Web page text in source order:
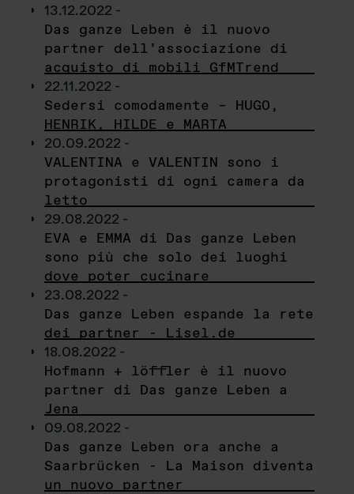
13.12.2022 -
Das ganze Leben è il nuovo
partner dell’associazione di
acquisto di mobili GfMTrend
22.11.2022 -
Sedersi comodamente – HUGO,
HENRIK, HILDE e MARTA
20.09.2022 -
VALENTINA e VALENTIN sono i
protagonisti di ogni camera da
letto
29.08.2022 -
EVA e EMMA di Das ganze Leben
sono più che solo dei luoghi
dove poter cucinare
23.08.2022 -
Das ganze Leben espande la rete
dei partner - Lisel.de
18.08.2022 -
Hofmann + löffler è il nuovo
partner di Das ganze Leben a
Jena
09.08.2022 -
Das ganze Leben ora anche a
Saarbrücken - La Maison diventa
un nuovo partner